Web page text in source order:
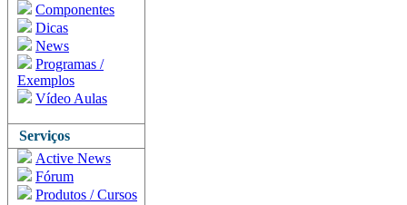
Componentes
Dicas
News
Programas /
Exemplos
Vídeo Aulas
Serviços
Active News
Fórum
Produtos / Cursos